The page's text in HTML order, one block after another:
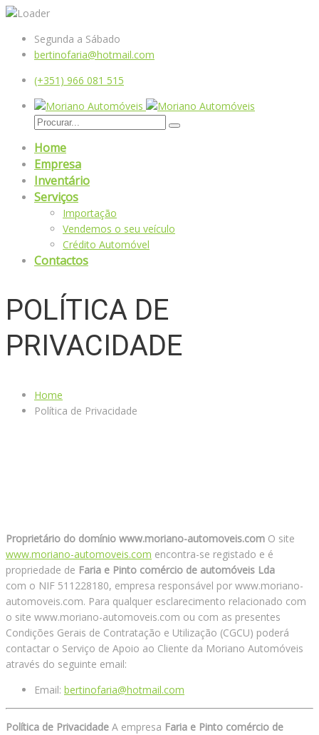
Segunda a Sábado
bertinofaria@hotmail.com
(+351) 966 081 515
Home
Empresa
Inventário
Serviços
Importação
Vendemos o seu veículo
Crédito Automóvel
Contactos
POLÍTICA DE
PRIVACIDADE
Home
Política de Privacidade
Proprietário do domínio www.moriano-automoveis.com O site
www.moriano-automoveis.com encontra-se registado e é
propriedade de Faria e Pinto comércio de automóveis Lda
com o NIF 511228180, empresa responsável por www.moriano-
automoveis.com. Para qualquer esclarecimento relacionado com
o site www.moriano-automoveis.com ou com as presentes
Condições Gerais de Contratação e Utilização (CGCU) poderá
contactar o Serviço de Apoio ao Cliente da Moriano Automóveis
através do seguinte email:
Email: bertinofaria@hotmail.com
Política de Privacidade A empresa Faria e Pinto comércio de